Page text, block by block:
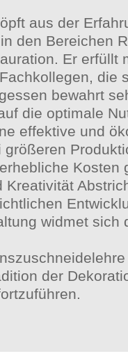
aus der
den Bereichen
Er erfüllt
die
bewahrt
die optimale
effektive und
Kosten
Kreativität
widmet sich
der